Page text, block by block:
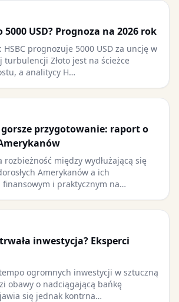
5000 USD? Prognoza na 2026 rok
HSBC prognozuje 5000 USD za uncję w
Złoto jest na ścieżce
a analitycy H…
gorsze przygotowanie: raport o
rozbieżność między wydłużającą się
Amerykanów a ich
i praktycznym na…
inwestycja? Eksperci
ogromnych inwestycji w sztuczną
obawy o nadciągającą bańkę
się jednak kontrna…